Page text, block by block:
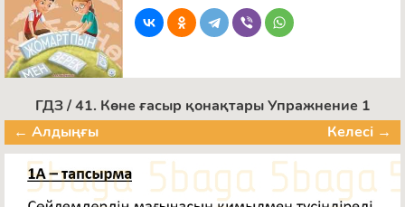
ГДЗ / 41. Көне ғасыр қонақтары Упражнение 1
← Алдыңғы
Келесі →